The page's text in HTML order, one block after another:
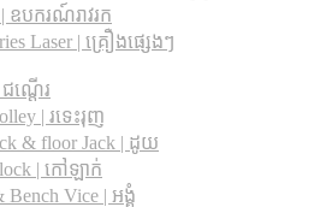
| ឧបករណ៍រាវរក
Laser | គ្រឿងផ្សេងៗ
ណ្តើរ
| រទេះរុញ
& floor Jack​ | ដូយ
| កៅឡាក់
Bench Vice | អង្គុំ